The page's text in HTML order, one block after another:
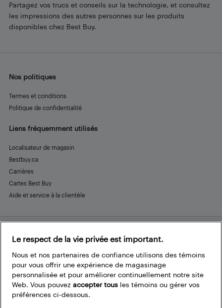
Partagez vos trucs et conseils sur la technologie, et consultez
les impressions des autres personnes sur les produits
disponibles chez Best Buy.
Nos politiques
Termes et conditions
Politique de confidentialité
Liens fréquemment utilisés
Localisateur de magasin
Bestbuy.ca
Carrières
Cartes Best Buy
Aide et service à la clientèle
Restez connecté
FacebookInstagram
PinterestLinkedInYouTube
Le respect de la vie privée est important.
Nous et nos partenaires de confiance utilisons des témoins
pour vous offrir une expérience de magasinage
personnalisée et pour améliorer continuellement notre site
Web. Vous pouvez accepter tous les témoins ou gérer vos
préférences ci-dessous.